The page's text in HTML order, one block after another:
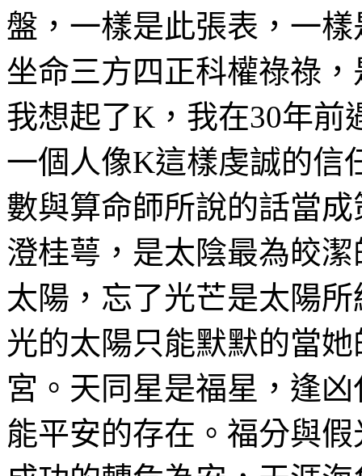
盤，一樣是此張表，一
坐命三方四正科權祿祿
我想起了K，我在30年前
一個人像K這樣虔誠的信
數與算命師所說的話當
澄桂萼，是太陰最為皎
太陽，忘了光芒是太陽
光的太陽只能默默的當
宮。天同星是福星，逢
能平安的存在。福分與